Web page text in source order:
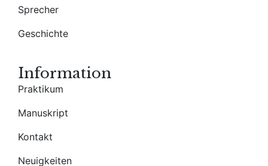
Sprecher
Geschichte
Information
Praktikum
Manuskript
Kontakt
Neuigkeiten